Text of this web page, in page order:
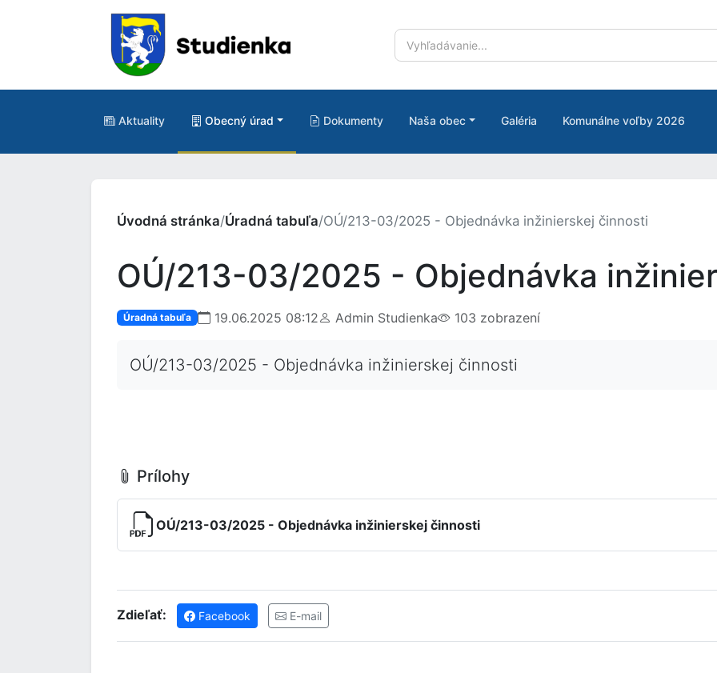
Aktuality Obecný úrad Dokumenty Naša obec Galéria Komunálne voľby 2026
Úvodná stránka/Úradná tabuľa/OÚ/213-03/2025 - Objednávka inžinierskej činnosti
OÚ/213-03/2025 - Objednávka
Úradná tabuľa 19.06.2025 08:12 Admin Studienka 103 zobrazení
OÚ/213-03/2025 - Objednávka inžinierskej činnosti
Prílohy
OÚ/213-03/2025 - Objednávka inžinierskej činnosti
Zdieľať: Facebook E-mail